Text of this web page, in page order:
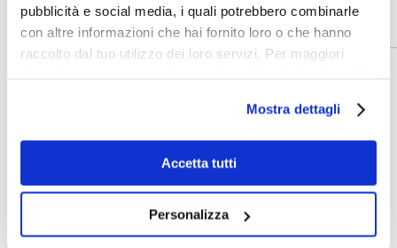
pubblicità e social media, i quali potrebbero combinarle
con altre informazioni che hai fornito loro o che hanno
raccolto dal tuo utilizzo dei loro servizi. Per maggiori
Mostra dettagli
Accetta tutti
Personalizza
DiRedazione Online | Marzo 12th, 2022 | Categorie:Intelligenza